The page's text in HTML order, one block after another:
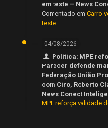
em teste – News
Comentado em Carro
teste
04/08/2026
Política: MPE
Parecer defende
Federação União
com Ciro, Roberto
News Conect
MPE reforça validade